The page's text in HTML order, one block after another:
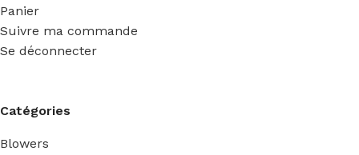
Panier
Suivre ma commande
Se déconnecter
Catégories
Blowers